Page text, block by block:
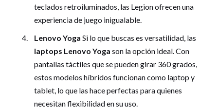
teclados retroiluminados, las Legion ofrecen una
experiencia de juego inigualable.
Lenovo Yoga Si lo que buscas es versatilidad, las
laptops Lenovo Yoga son la opción ideal. Con
pantallas táctiles que se pueden girar 360 grados,
estos modelos híbridos funcionan como laptop y
tablet, lo que las hace perfectas para quienes
necesitan flexibilidad en su uso.